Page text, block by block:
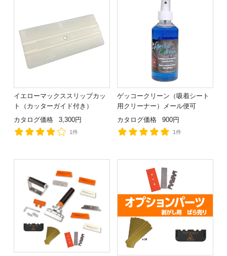
イエローマックススリップカッ
ト（カッターガイド付き）
カタログ価格
3,300円
1件
ゲッコークリーン（吸着シート
用クリーナー）メール便可
カタログ価格
900円
1件